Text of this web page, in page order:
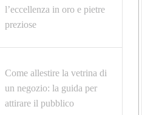
l’eccellenza in oro e pietre
preziose
Come allestire la vetrina di
un negozio: la guida per
attirare il pubblico